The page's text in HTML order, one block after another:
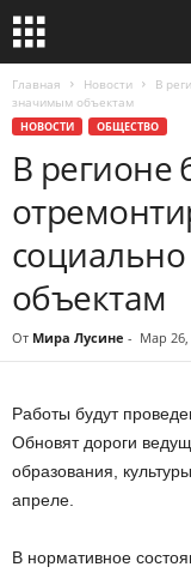
Главная Новости
В
значимым объектам
НОВОСТИ ОБЩЕСТВО
В регионе
объектам
От Мира Лусине - Мар 26,
Работы будут
Обновят дороги
образования,
апреле.
В нормативное